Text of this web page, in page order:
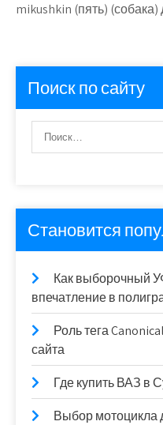
mikushkin (пять)
Поиск по сайту
Становится
Как выборочный
впечатление в
Роль тега
сайта
Где купить ВАЗ в
Выбор мотоцикла